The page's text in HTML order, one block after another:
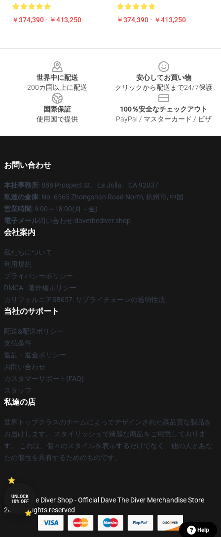
￥374,390 - ￥413,250 ￥374,390 - ￥413,250
世界中に配送
200カ国以上に配送
安心してお買い物
クリックから配送まで24/7保護
国際保証
使用国で提供
100％安全なチェックアウト
PayPal / マスターカード / ビザ
お問い合わせ
本社事務所: 888 Prospect St、La Jolla、CA 92037
私達の倉庫: No. 6565 Zhongshan Road North, 杭州市, 中国
営業時間: 9:00～18:00(月～金)
電子メール問い合わせ:davethediver.shop
会社案内
私たちについて
利用規約
プライバシーポリシー
DMCA - 著作権ポリシー
カリフォルニアSB657: サプライチェーンの透明性法
当社のサポート
配送&配送ポリシー
支払条件
返品・返金ポリシー
お問い合わせ
カスタマーサポート(FAQ)
スタッフ
私達の店
世界トップクラスのチームによってデザインされた高品質な製品を
お届けします。 スタイリッシュで綺麗な商品をご用意しておりま
す。 これは、個々のスタイルを表示するだけでなく、他の人とあな
たの個性を共有するためのものです。
© Dave The Diver Shop - Official Dave The Diver Merchandise Store
2026 all rights reserved
Help
UNLOCK
10% OFF